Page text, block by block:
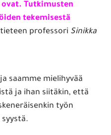
Tutkimusten
tekemisestä
professori Sinikka
saamme mielihyvää
ja ihan siitäkin, että
työn